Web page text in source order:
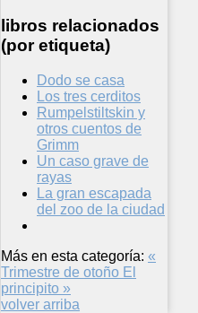
libros relacionados
(por etiqueta)
Dodo se casa
Los tres cerditos
Rumpelstiltskin y
otros cuentos de
Grimm
Un caso grave de
rayas
La gran escapada
del zoo de la ciudad
Más en esta categoría: «
Trimestre de otoño El
principito »
volver arriba